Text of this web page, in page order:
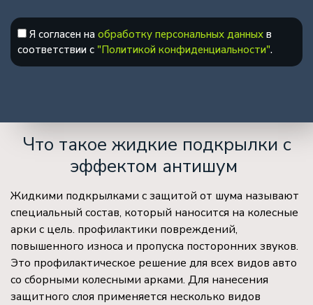
Я согласен на обработку персональных данных в
соответствии с "Политикой конфиденциальности".
Что такое жидкие подкрылки с
эффектом антишум
Жидкими подкрылками с защитой от шума называют
специальный состав, который наносится на колесные
арки с цель. профилактики повреждений,
повышенного износа и пропуска посторонних звуков.
Это профилактическое решение для всех видов авто
со сборными колесными арками. Для нанесения
защитного слоя применяется несколько видов